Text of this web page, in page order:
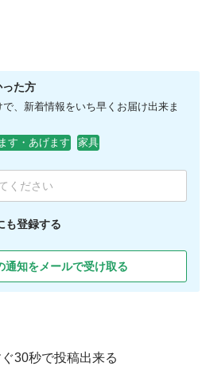
た方
、新着情報をいち早くお届け出来ま
す・あげます 家具
も登録する
通知をメールで受け取る
30秒で投稿出来る